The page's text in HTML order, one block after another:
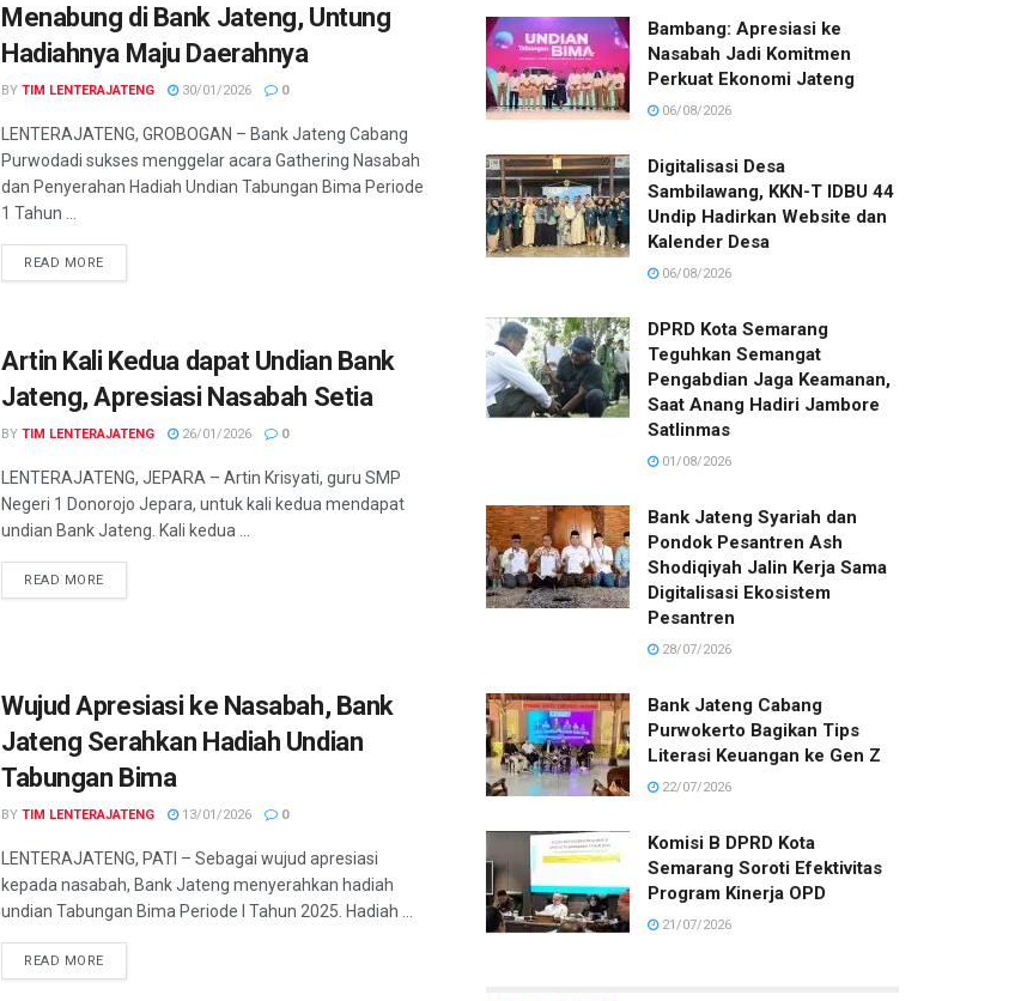
Menabung di Bank Jateng, Untung
Hadiahnya Maju Daerahnya
BY TIM LENTERAJATENG 30/01/2026 0
LENTERAJATENG, GROBOGAN – Bank Jateng Cabang
Purwodadi sukses menggelar acara Gathering Nasabah
dan Penyerahan Hadiah Undian Tabungan Bima Periode
1 Tahun ...
READ MOREDETAILS
Artin Kali Kedua dapat Undian Bank
Jateng, Apresiasi Nasabah Setia
BY TIM LENTERAJATENG 26/01/2026 0
LENTERAJATENG, JEPARA – Artin Krisyati, guru SMP
Negeri 1 Donorojo Jepara, untuk kali kedua mendapat
undian Bank Jateng. Kali kedua ...
READ MOREDETAILS
Wujud Apresiasi ke Nasabah, Bank
Jateng Serahkan Hadiah Undian
Tabungan Bima
BY TIM LENTERAJATENG 13/01/2026 0
LENTERAJATENG, PATI – Sebagai wujud apresiasi
kepada nasabah, Bank Jateng menyerahkan hadiah
undian Tabungan Bima Periode I Tahun 2025. Hadiah ...
READ MOREDETAILS
Bambang: Apresiasi ke
Nasabah Jadi Komitmen
Perkuat Ekonomi Jateng
06/08/2026
Digitalisasi Desa
Sambilawang, KKN-T IDBU 44
Undip Hadirkan Website dan
Kalender Desa
06/08/2026
DPRD Kota Semarang
Teguhkan Semangat
Pengabdian Jaga Keamanan,
Saat Anang Hadiri Jambore
Satlinmas
01/08/2026
Bank Jateng Syariah dan
Pondok Pesantren Ash
Shodiqiyah Jalin Kerja Sama
Digitalisasi Ekosistem
Pesantren
28/07/2026
Bank Jateng Cabang
Purwokerto Bagikan Tips
Literasi Keuangan ke Gen Z
22/07/2026
Komisi B DPRD Kota
Semarang Soroti Efektivitas
Program Kinerja OPD
21/07/2026